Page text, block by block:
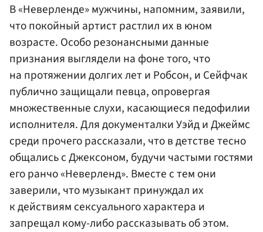
В «Неверленде» мужчины, напомним, заявили,
что покойный артист растлил их в юном
возрасте. Особо резонансными данные
признания выглядели на фоне того, что
на протяжении долгих лет и Робсон, и Сейфчак
публично защищали певца, опровергая
множественные слухи, касающиеся педофилии
исполнителя. Для документалки Уэйд и Джеймс
среди прочего рассказали, что в детстве тесно
общались с Джексоном, будучи частыми гостями
его ранчо «Неверленд». Вместе с тем они
заверили, что музыкант принуждал их
к действиям сексуального характера и
запрещал кому-либо рассказывать об этом.